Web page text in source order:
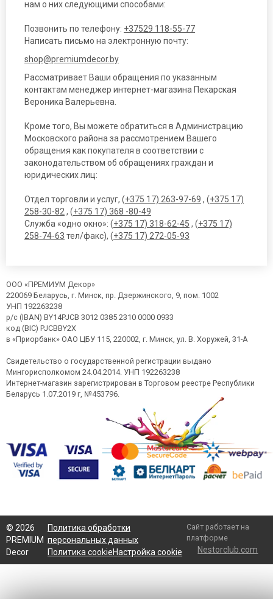
нам о них следующими способами:
Позвонить по телефону: +37529 118-55-77
Написать письмо на электронную почту:
shop@premiumdecor.by
Рассматривает Ваши обращения по указанным
контактам менеджер интернет-магазина Пекарская
Вероника Валерьевна.
Кроме того, Вы можете обратиться в Администрацию
Московского района за рассмотрением Вашего
обращения как покупателя в соответствии с
законодательством об обращениях граждан и
юридических лиц:
Отдел торговли и услуг, (+375 17) 263-97-69 , (+375 17)
258-30-82 , (+375 17) 368 -80-49
Служба «одно окно»: (+375 17) 318-62-45 , (+375 17)
258-74-63 тел/факс), (+375 17) 272-05-93
ООО «ПРЕМИУМ Декор»
220069 Беларусь, г. Минск, пр. Дзержинского, 9, пом. 1002
УНП 192263238
р/с (IBAN) BY14PJCB 3012 0385 2310 0000 0933
код (BIC) PJCBBY2X
в «Приорбанк» ОАО ЦБУ 115, 220002, г. Минск, ул. В. Хоружей, 31-А
Свидетельство о государственной регистрации выдано
Мингорисполкомом 24.04.2014. УНП 192263238
Интернет-магазин зарегистрирован в Торговом реестре Республики
Беларусь 1.07.2019 г, №453796.
© 2026
PREMIUM
Decor
Политика обработки
персональных данных
Политика cookieНастройка cookie
Сайт работает на
платформе
Nestorclub.com